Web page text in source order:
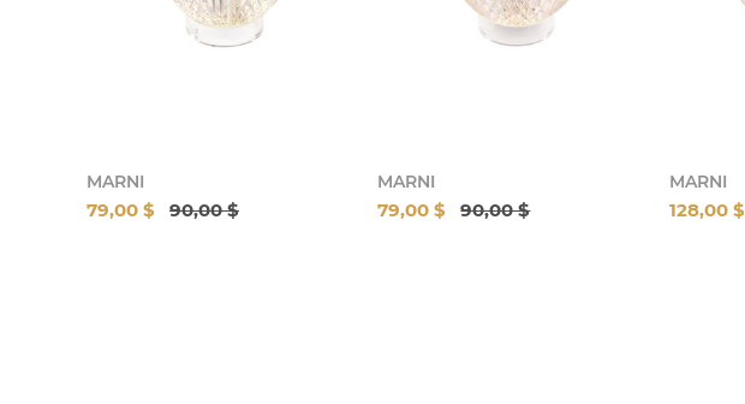
MARNI
79,00 $ 90,00 $
MARNI
79,00 $ 90,00 $
MARNI
128,00 $